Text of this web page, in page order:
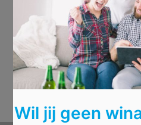
Wil jij geen